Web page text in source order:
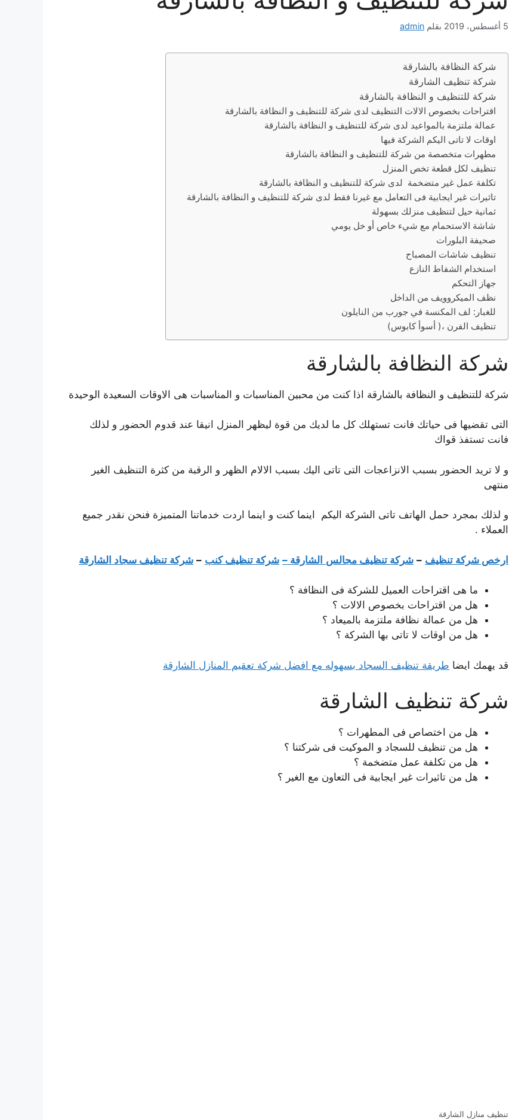
5 أغسطس، 2019 بقلم admin
شركة النظافة بالشارقة
شركة تنظيف الشارقة
شركة للتنظيف و النظافة بالشارقة
اقتراحات بخصوص الالات التنظيف لدى شركة للتنظيف و النظافة بالشارقة
عمالة ملتزمة بالمواعيد لدى شركة للتنظيف و النظافة بالشارقة
اوقات لا تاتى اليكم الشركة فيها
مطهرات متخصصة من شركة للتنظيف و النظافة بالشارقة
تنظيف لكل قطعة تخص المنزل
تكلفة عمل غير متضخمة لدى شركة للتنظيف و النظافة بالشارقة
تاثيرات غير ايجابية فى التعامل مع غيرنا فقط لدى شركة للتنظيف و النظافة بالشارقة
ثمانية حيل لتنظيف منزلك بسهولة
شاشة الاستحمام مع شيء خاص أو خل يومي
صحيفة البلورات
تنظيف شاشات المصباح
استخدام الشفاط النازع
جهاز التحكم
نظف الميكروويف من الداخل
للغبار: لف المكنسة في جورب من النايلون
تنظيف الفرن ،( أسوأ كابوس)
شركة النظافة بالشارقة
شركة للتنظيف و النظافة بالشارقة اذا كنت من محبين المناسبات و المناسبات هى الاوقات السعيدة الوحيدة
التى تقضيها فى حياتك فانت تستهلك كل ما لديك من قوة ليظهر المنزل انيقا عند قدوم الحضور و لذلك
فانت تستفذ قواك
و لا تريد الحضور بسبب الانزاعجات التى تاتى اليك بسبب الالام الظهر و الرقبة من كثرة التنظيف الغير
منتهى
و لذلك بمجرد حمل الهاتف تاتى الشركة اليكم اينما كنت و اينما اردت خدماتنا المتميزة فنحن نقدر جميع
العملاء .
ارخص شركة تنظيف – شركة تنظيف مجالس الشارقة – شركة تنظيف كنب – شركة تنظيف سجاد الشارقة
ما هى اقتراحات العميل للشركة فى النظافة ؟
هل من اقتراحات بخصوص الالات ؟
هل من عمالة نظافة ملتزمة بالميعاد ؟
هل من اوقات لا تاتى بها الشركة ؟
قد يهمك ايضا طريقة تنظيف السجاد بسهوله مع افضل شركة تعقيم المنازل الشارقة
شركة تنظيف الشارقة
هل من اختصاص فى المطهرات ؟
هل من تنظيف للسجاد و الموكيت فى شركتنا ؟
هل من تكلفة عمل متضخمة ؟
هل من تاثيرات غير ايجابية فى التعاون مع الغير ؟
تنظيف منازل الشارقة